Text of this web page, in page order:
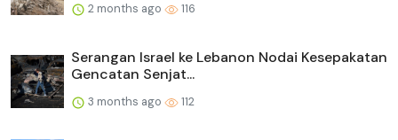
2 months ago 116
Serangan Israel ke Lebanon Nodai Kesepakatan
Gencatan Senjat...
3 months ago 112